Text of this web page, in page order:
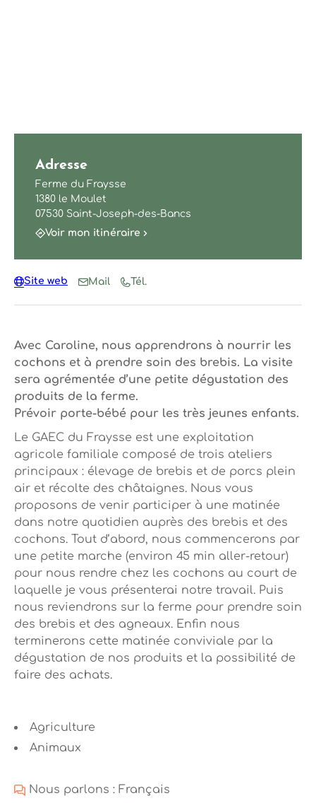
Avec Caroline, nous apprendrons à nourrir les
cochons et à prendre soin des brebis. La visite
sera agrémentée d’une petite dégustation des
produits de la ferme.
Prévoir porte-bébé pour les très jeunes enfants.
Le GAEC du Fraysse est une exploitation
agricole familiale composé de trois ateliers
principaux : élevage de brebis et de porcs plein
air et récolte des châtaignes. Nous vous
proposons de venir participer à une matinée
dans notre quotidien auprès des brebis et des
cochons. Tout d’abord, nous commencerons par
une petite marche (environ 45 min aller-retour)
pour nous rendre chez les cochons au court de
laquelle je vous présenterai notre travail. Puis
nous reviendrons sur la ferme pour prendre soin
des brebis et des agneaux. Enfin nous
terminerons cette matinée conviviale par la
dégustation de nos produits et la possibilité de
faire des achats.
Agriculture
Animaux
Nous parlons : Français
Adresse
Ferme du Fraysse
1380 le Moulet
07530 Saint-Joseph-des-Bancs
Voir mon itinéraire
Site web Mail Tél.